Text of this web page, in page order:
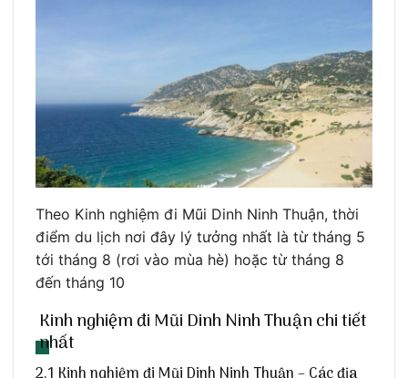
Theo Kinh nghiệm đi Mũi Dinh Ninh Thuận, thời
điểm du lịch nơi đây lý tưởng nhất là từ tháng 5
tới tháng 8 (rơi vào mùa hè) hoặc từ tháng 8
đến tháng 10
Kinh nghiệm đi Mũi Dinh Ninh Thuận chi tiết
nhất